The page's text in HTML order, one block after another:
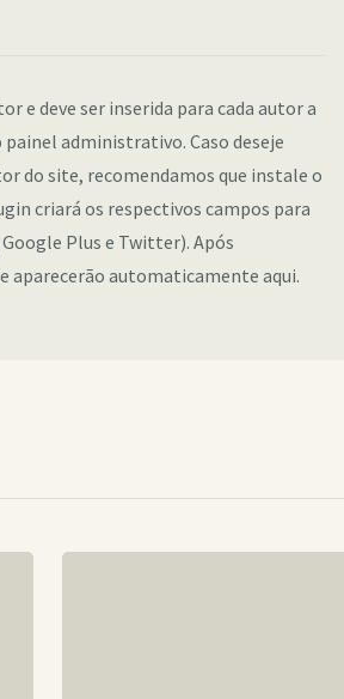
e deve ser inserida para cada autor a
administrativo. Caso deseje
do site, recomendamos que instale o
criará os respectivos campos para
Plus e Twitter). Após
aparecerão automaticamente aqui.